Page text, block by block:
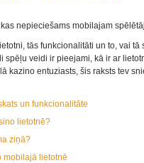
nepieciešams mobilajam
tās funkcionalitāti un to, vai
spēļu veidi ir pieejami, kā ir ar
kazino entuziasts, šis raksts tev
un funkcionalitāte
lietotnē?
ziņā?
mobilajā lietotnē